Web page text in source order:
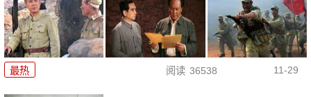
最热 阅读 36538 11-29